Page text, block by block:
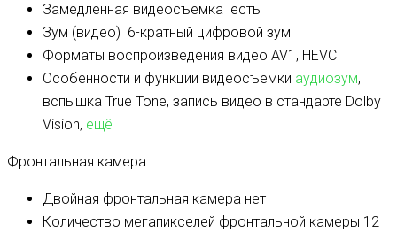
Замедленная видеосъемка есть
Зум (видео) 6-кратный цифровой зум
Форматы воспроизведения видео AV1, HEVC
Особенности и функции видеосъемки аудиозум,
вспышка True Tone, запись видео в стандарте Dolby
Vision, ещё
Фронтальная камера
Двойная фронтальная камера нет
Количество мегапикселей фронтальной камеры 12